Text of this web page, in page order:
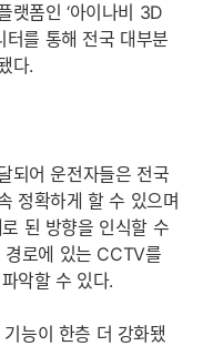
랫폼인 ‘아이나비 3D
터를 통해 전국 대부분
다.
되어 운전자들은 전국
정확하게 할 수 있으며
된 방향을 인식할 수
경로에 있는 CCTV를
악할 수 있다.
능이 한층 더 강화됐